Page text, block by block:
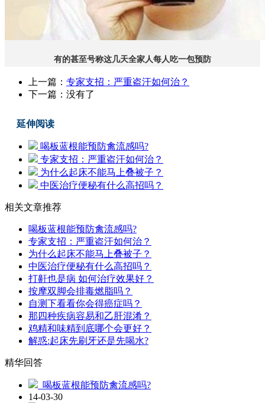
有的甚至号称这几天全家人每人吃一包预防
上一篇： 专家支招：严重盗汗如何治？
下一篇：没有了
延伸阅读
喝板蓝根能预防禽流感吗?
专家支招：严重盗汗如何治？
为什么起床不能马上叠被子？
中医治疗便秘有什么高招吗？
相关文章推荐
喝板蓝根能预防禽流感吗?
专家支招：严重盗汗如何治？
为什么起床不能马上叠被子？
中医治疗便秘有什么高招吗？
打鼾也是病 如何治疗效果好？
按摩双脚会排毒燃脂吗？
自测下看看你会得癌症吗？
那四种疾病容易和乙肝混淆？
鸡精和味精到底哪个会更好？
解惑:起床先刷牙还是先喝水?
精华回答
喝板蓝根能预防禽流感吗?
14-03-30